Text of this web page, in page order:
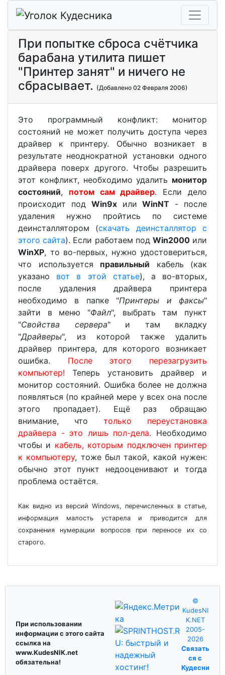
При попытке сброса счётчика
барабана утилита пишет
"Принтер занят" и ничего не
сбрасывает. (Добавлено 02 Февраля 2006)
Это программный конфликт: монитор
состояний не может получить доступа через
драйвер к принтеру. Обычно возникает в
результате неоднократной установки одного
драйвера поверх другого. Чтобы разрешить
этот конфликт, необходимо удалить монитор
состояний, потом сам драйвер. Если дело
происходит под Win9xилиWinNT - после
удаления нужно пройтись по системе
деинсталлятором (скачать деинсталлятор с
этого сайта). Если работаем под Win2000или
WinXP, то во-первых, нужно удостовериться,
что используется правильный кабель (как
указано вот в этой статье), а во-вторых,
после удаления драйвера принтера
необходимо в папке "Принтеры и факсы"
зайти в меню "Файл", выбрать там пункт
"Свойства сервера" и там вкладку
"Драйверы", из которой также удалить
драйвер принтера, для которого возникает
ошибка. После этого перезагрузить
компьютер! Теперь установить драйвер и
монитор состояний. Ошибка более не должна
появляться (по крайней мере у всех она после
этого пропадает). Ещё раз обращаю
внимание, что только переустановка
драйвера - это лишь пол-дела. Необходимо
чтобы и кабель, которым подключен принтер
к компьютеру, тоже был такой, какой нужен:
обычно этот пункт недооценивают и тогда
проблема остаётся.
Как видно из версий Windows, перечисленных в статье,
информация малость устарела и приводится для
сохранения нумерации вопросов при переносе их со
старого.
При использовании
информации с этого сайта
ссылка на
www.KudesNIK.net
обязательна!
©
KudesNI
K.NET
2005-
2026
Связать
ся с
Кудесни